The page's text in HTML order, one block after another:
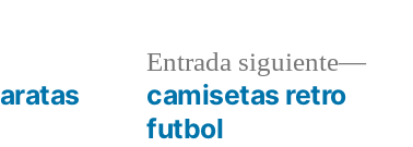
Entrada siguiente
camisetas retro
futbol